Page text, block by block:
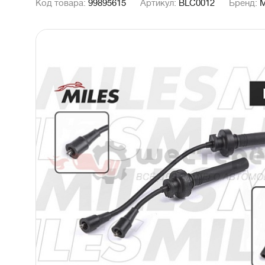
Код товара: 99895615 Артикул: BLC0012 Бренд: